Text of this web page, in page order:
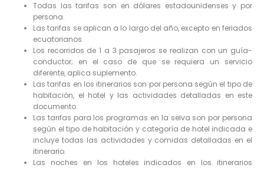
Todas las tarifas son en dólares estadounidenses y por
persona.
Las tarifas se aplican a lo largo del año, excepto en feriados
ecuatorianos.
Los recorridos de 1 a 3 pasajeros se realizan con un guía-
conductor; en el caso de que se requiera un servicio
diferente, aplica suplemento.
Las tarifas en los itinerarios son por persona según el tipo de
habitación, el hotel y las actividades detalladas en este
documento.
Las tarifas para los programas en la selva son por persona
según el tipo de habitación y categoría de hotel indicada e
incluye todas las actividades y comidas detalladas en el
itinerario.
Las noches en los hoteles indicados en los itinerarios